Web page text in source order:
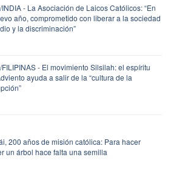
INDIA - La Asociación de Laicos Católicos: “En
año, comprometido con liberar a la sociedad
y la discriminación”
FILIPINAS - El movimiento Silsilah: el espíritu
ayuda a salir de la “cultura de la
200 años de misión católica: Para hacer
un árbol hace falta una semilla